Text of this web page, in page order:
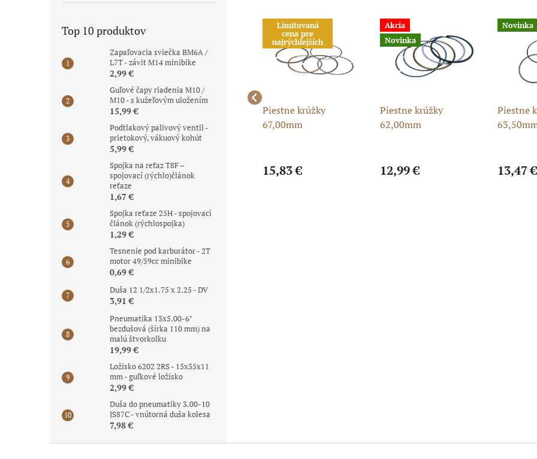
Top 10 produktov
Zapaľovacia sviečka BM6A /
L7T - závit M14 minibike
2,99 €
Guľové čapy riadenia M10 /
M10 - s kužeľovým uložením
15,99 €
Podtlakový palivový ventil -
prietokový, vákuový kohút
5,99 €
Spojka na reťaz T8F –
spojovací (rýchlo)článok
reťaze
1,67 €
Spojka reťaze 25H - spojovací
článok (rýchlospojka)
1,29 €
Tesnenie pod karburátor - 2T
motor 49/59cc minibike
0,69 €
Duša 12 1/2x1.75 x 2.25 - DV
3,91 €
Pneumatika 13x5.00-6"
bezdušová (šírka 110 mm) na
malú štvorkolku
19,99 €
Ložisko 6202 2RS - 15x35x11
mm - guľkové ložisko
2,99 €
Duša do pneumatiky 3.00-10
JS87C - vnútorná duša kolesa
7,98 €
Piestná sada 65,50mm /
Zongshen 250cc
63,40mm / 15mm -
vzduch
62,99 €
Limitovaná
cena pre
najrýchlejších
Piestne krúžky
67,00mm
15,83 €
Akcia
Novinka
Piestne krúžky
62,00mm
12,99 €
Novinka
Piestne
13,47 €